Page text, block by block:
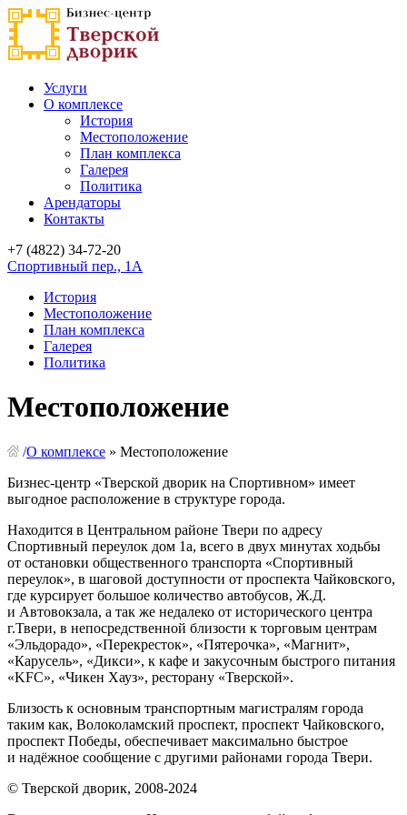
Услуги
О комплексе
История
Местоположение
План комплекса
Галерея
Политика
Арендаторы
Контакты
+7 (4822) 34-72-20
Спортивный пер., 1А
История
Местоположение
План комплекса
Галерея
Политика
Местоположение
/О комплексе » Местоположение
Бизнес-центр «Тверской дворик на Спортивном» имеет
выгодное расположение в структуре города.
Находится в Центральном районе Твери по адресу
Спортивный переулок дом 1а, всего в двух минутах ходьбы
от остановки общественного транспорта «Спортивный
переулок», в шаговой доступности от проспекта Чайковского,
где курсирует большое количество автобусов, Ж.Д.
и Автовокзала, а так же недалеко от исторического центра
г.Твери, в непосредственной близости к торговым центрам
«Эльдорадо», «Перекресток», «Пятерочка», «Магнит»,
«Карусель», «Дикси», к кафе и закусочным быстрого питания
«KFC», «Чикен Хауз», ресторану «Тверской».
Близость к основным транспортным магистралям города
таким как, Волоколамский проспект, проспект Чайковского,
проспект Победы, обеспечивает максимально быстрое
и надёжное сообщение с другими районами города Твери.
© Тверской дворик, 2008-2024